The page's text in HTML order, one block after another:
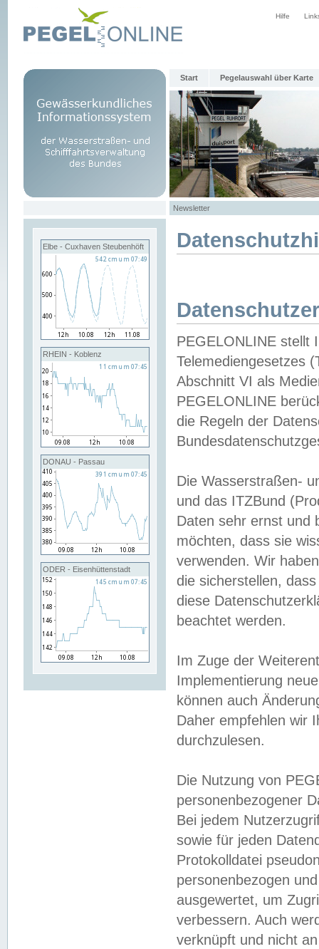
Hilfe
Start Pegelauswahl über Karte
Newsletter
Elbe - Cuxhaven Steubenhöft
RHEIN - Koblenz
DONAU - Passau
ODER - Eisenhüttenstadt
PEGELONLINE stellt
Telemediengesetzes
Abschnitt VI als
PEGELONLINE
die Regeln der
Die Wasserstraßen-
und das ITZBund
Daten sehr ernst und
möchten, dass sie
verwenden. Wir
die sicherstellen,
diese
beachtet werden.
Im Zuge der
Implementierung
können auch
Daher empfehlen wir
durchzulesen.
Die Nutzung von
personenbezogener
Bei jedem
sowie für jeden
Protokolldatei
personenbezogen
ausgewertet, um
verbessern. Auch
verknüpft und nicht